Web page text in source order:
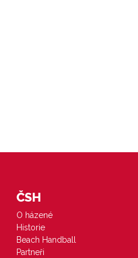
ČSH
O házené
Historie
Beach Handball
Partneři